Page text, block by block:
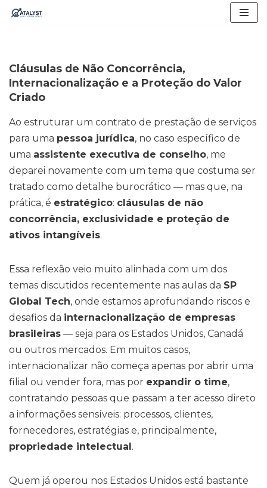
content
Cláusulas de Não Concorrência,
Internacionalização e a Proteção do Valor
Criado
Ao estruturar um contrato de prestação de serviços
para uma pessoa jurídica, no caso específico de
uma assistente executiva de conselho, me
deparei novamente com um tema que costuma ser
tratado como detalhe burocrático — mas que, na
prática, é estratégico: cláusulas de não
concorrência, exclusividade e proteção de
ativos intangíveis.
Essa reflexão veio muito alinhada com um dos
temas discutidos recentemente nas aulas da SP
Global Tech, onde estamos aprofundando riscos e
desafios da internacionalização de empresas
brasileiras — seja para os Estados Unidos, Canadá
ou outros mercados. Em muitos casos,
internacionalizar não começa apenas por abrir uma
filial ou vender fora, mas por expandir o time,
contratando pessoas que passam a ter acesso direto
a informações sensíveis: processos, clientes,
fornecedores, estratégias e, principalmente,
propriedade intelectual.
Quem já operou nos Estados Unidos está bastante